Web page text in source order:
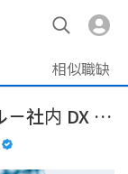
相似職缺
【日本】金融×ネット×モバイル－社内 DX 推進マネージャー